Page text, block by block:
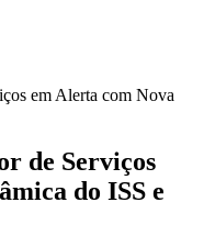
em Alerta com Nova
de Serviços
do ISS e